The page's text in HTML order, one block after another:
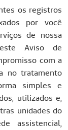
os registros
por você
de nossa
Aviso de
com a
no tratamento
simples e
utilizados e,
unidades do
assistencial,